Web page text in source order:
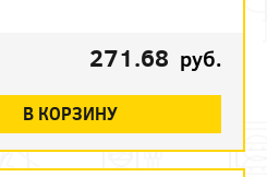
271.68 руб.
В КОРЗИНУ